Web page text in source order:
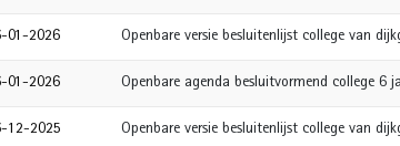
01-2026 Openbare versie besluitenlijst college van
01-2026 Openbare agenda besluitvormend college 6
12-2025 Openbare versie besluitenlijst college van